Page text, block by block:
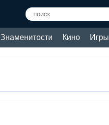
Знаменитости Кино Игры